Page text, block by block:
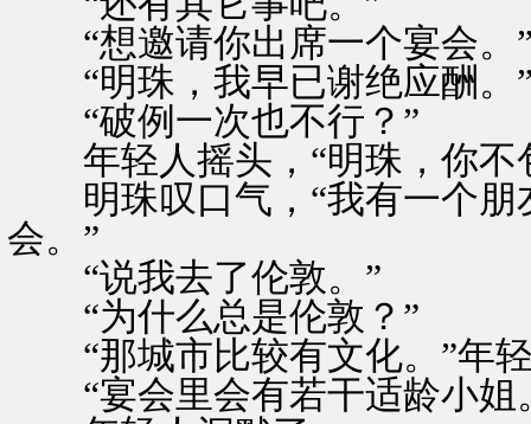
“想邀请你出席一个宴会。
“明珠，我早已谢绝应酬。
“破例一次也不行？”
年轻人摇头，“明珠，你不
明珠叹口气，“我有一个朋
会。”
“说我去了伦敦。”
“为什么总是伦敦？”
“那城市比较有文化。”年
“宴会里会有若干适龄小姐